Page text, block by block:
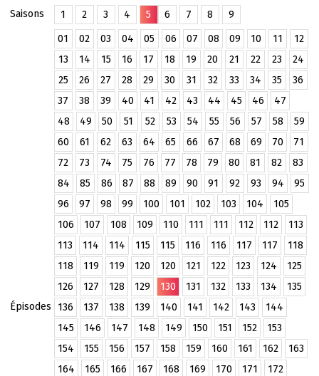
Saisons
1 2 3 4 5 6 7 8 9
Épisodes
01 02 03 04 05 06 07 08 09 10 11
12
13
14 15 16 17 18 19 20 21 22 23
24
25
26 27 28 29 30 31 32 33 34 35
36
37
38 39 40 41 42 43 44 45 46
47
48
49 50 51 52 53 54 55 56 57 58
59
60
61 62 63 64 65 66 67 68 69 70
71
72
73 74 75 76 77 78 79 80 81 82
83
84
85 86 87 88 89 90 91 92 93 94
95
96
97 98 99 100 101 102 103 104
105
106
107 108 109 110 111 111 112 112
113
113
114 114 115 115 116 116 117 117
118
118
119 119 120 120 121 122 123 124
125
126
127 128 129 130 131 132 133 134
135
136
137 138 139 140 141 142 143
144
145
146 147 148 149 150 151 152
153
154
155 156 157 158 159 160 161 162
163
164
165 166 167 168 169 170 171
172